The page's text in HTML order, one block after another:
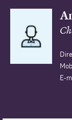
E-